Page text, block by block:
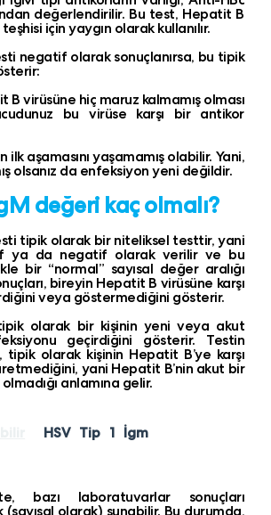
değerlendirilir. Bu test, Hepatit B
için yaygın olarak kullanılır.
negatif olarak sonuçlanırsa, bu tipik
B virüsüne hiç maruz kalmamış olması
bu virüse karşı bir antikor
ilk aşamasını yaşamamış olabilir. Yani,
olsanız da enfeksiyon yeni değildir.
değeri kaç olmalı?
tipik olarak bir niteliksel testtir, yani
ya da negatif olarak verilir ve bu
bir “normal” sayısal değer aralığı
bireyin Hepatit B virüsüne karşı
veya göstermediğini gösterir.
olarak bir kişinin yeni veya akut
geçirdiğini gösterir. Testin
tipik olarak kişinin Hepatit B’ye karşı
yani Hepatit B’nin akut bir
anlamına gelir.
HSV Tip 1 İgm
bazı laboratuvarlar sonuçları
olarak) sunabilir. Bu durumda,